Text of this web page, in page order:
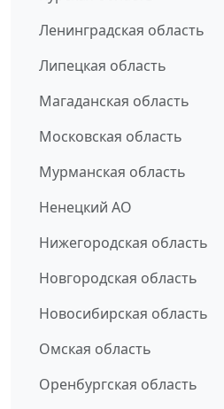
Ленинградская область
Липецкая область
Магаданская область
Московская область
Мурманская область
Ненецкий АО
Нижегородская область
Новгородская область
Новосибирская область
Омская область
Оренбургская область